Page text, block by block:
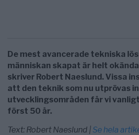
De mest avancerade tekniska
människan skapat är helt
skriver Robert Naeslund. Vissa
att den teknik som nu utprövas
utvecklingsområden får vi
först 50 år.
Text: Robert Naeslund | Se hela